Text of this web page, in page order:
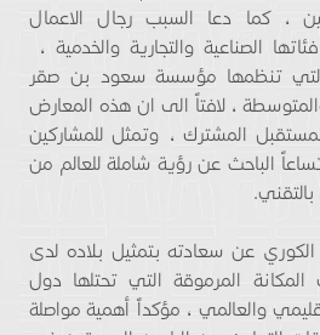
، كما دعا السبب رجال الاعمال
الصناعية والتجارية والخدمية ،
تنظمها مؤسسة سعود بن صقر
، لافتاً الى ان هذه المعارض
المشترك ، وتمثل للمشاركين
الباحث عن رؤية شاملة للعالم من
عن سعادته بتمثيل بلاده لدى
المكانة المرموقة التي تحتلها دول
والعالمي ، مؤكداً أهمية مواصلة